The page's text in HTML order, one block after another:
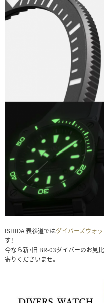
ISHIDA 表参道ではダイバーズウォ
す！
今なら新・旧 BR-03ダイバーのお見
寄りくださいませ。